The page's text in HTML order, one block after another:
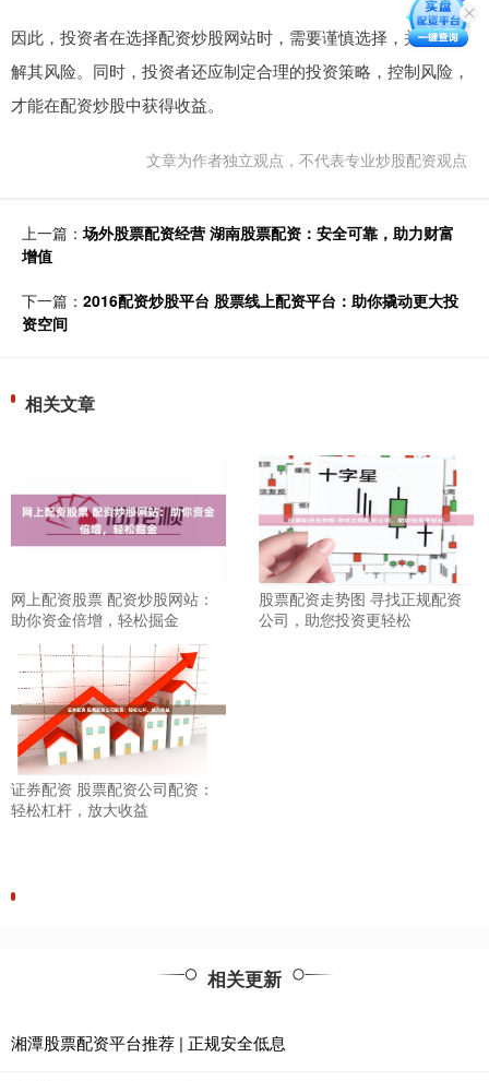
因此，投资者在选择配资炒股网站时，需要谨慎选择，并充分了
解其风险。同时，投资者还应制定合理的投资策略，控制风险，
才能在配资炒股中获得收益。
文章为作者独立观点，不代表专业炒股配资观点
上一篇：场外股票配资经营 湖南股票配资：安全可靠，助力财富
增值
下一篇： 2016配资炒股平台 股票线上配资平台：助你撬动更大投
资空间
相关文章
网上配资股票 配资炒股网站：
助你资金倍增，轻松掘金
股票配资走势图 寻找正规配资
公司，助您投资更轻松
证券配资 股票配资公司配资：
轻松杠杆，放大收益
相关更新
湘潭股票配资平台推荐 | 正规安全低息